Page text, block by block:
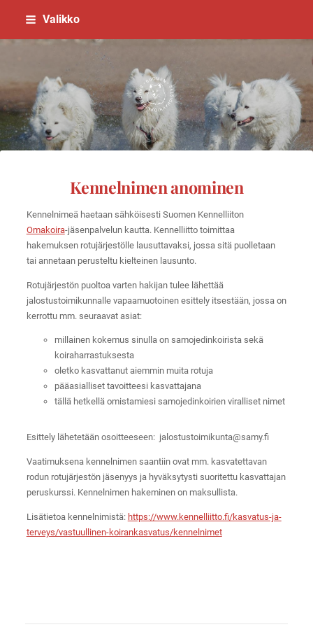
Siirry
Valikko
Suomen
Kennelnimen anominen
Kennelnimeä haetaan sähköisesti Suomen Kennelliiton
Omakoira-jäsenpalvelun kautta. Kennelliitto toimittaa
hakemuksen rotujärjestölle lausuttavaksi, jossa sitä puolletaan
tai annetaan perusteltu kielteinen lausunto.
Rotujärjestön puoltoa varten hakijan tulee lähettää
jalostustoimikunnalle vapaamuotoinen esittely itsestään, jossa on
kerrottu mm. seuraavat asiat:
millainen kokemus sinulla on samojedinkoirista sekä
koiraharrastuksesta
oletko kasvattanut aiemmin muita rotuja
pääasialliset tavoitteesi kasvattajana
tällä hetkellä omistamiesi samojedinkoirien viralliset nimet
Esittely lähetetään osoitteeseen: jalostustoimikunta@samy.fi
Vaatimuksena kennelnimen saantiin ovat mm. kasvatettavan
rodun rotujärjestön jäsenyys ja hyväksytysti suoritettu kasvattajan
peruskurssi. Kennelnimen hakeminen on maksullista.
Lisätietoa kennelnimistä: https://www.kennelliitto.fi/kasvatus-ja-
terveys/vastuullinen-koirankasvatus/kennelnimet